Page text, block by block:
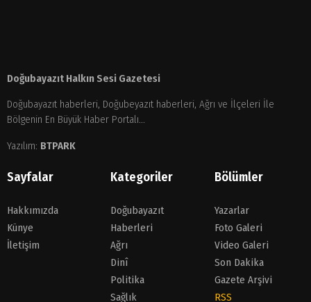
Doğubayazıt Halkın Sesi Gazetesi
Doğubayazıt haberleri, Doğubeyazıt haberleri, Ağrı ve İlçeleri İle
Bölgenin En Büyük Haber Portalı...
Yazılım: BTPARK
Sayfalar
Hakkımızda
Künye
İletişim
Kategoriler
Doğubayazıt
Haberleri
Ağrı
Dinî
Politika
Sağlık
Bölümler
Yazarlar
Foto Galeri
Video Galeri
Son Dakika
Gazete Arşivi
RSS